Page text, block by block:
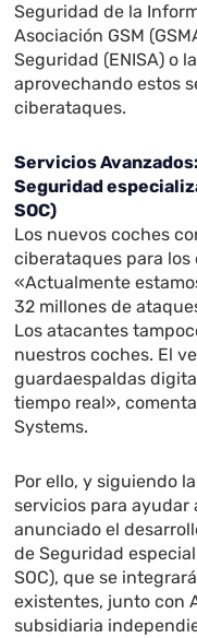
Seguridad de la
Asociación GSM
Seguridad (ENISA) o
aprovechando estos
ciberataques.
Servicios
Seguridad
SOC)
Los nuevos coches
ciberataques para
«Actualmente
32 millones de
Los atacantes
nuestros coches. El
guardaespaldas
tiempo real»,
Systems.
Por ello, y siguiendo
servicios para ayudar
anunciado el
de Seguridad
SOC), que se
existentes, junto con
subsidiaria